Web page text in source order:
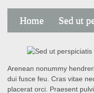
Home Sed ut
Arenean nonummy
dui fusce feu. Cras vitae
placerat orci. Praesent